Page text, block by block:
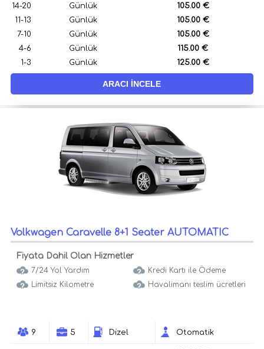
14-20
Günlük
11-13
Günlük
7-10
Günlük
4-6
Günlük
1-3
Günlük
105.00 €
105.00 €
105.00 €
115.00 €
125.00 €
ARACI İNCELE
Volkwagen Caravelle 8+1 Seater AUTOMATIC
Fiyata Dahil Olan Hizmetler
7/24 Yol Yardım
Kredi Kartı ile Ödeme
Limitsiz Kilometre
Havalimanı teslim ücretleri
9 5 Dizel Otomatik